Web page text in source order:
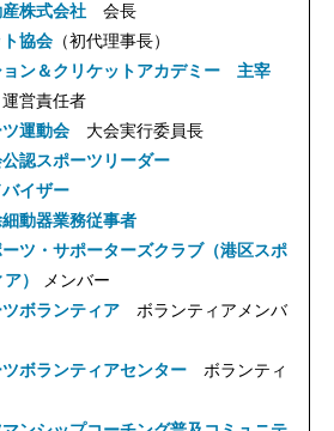
株式会社 会長
協会 （初代理事長）
ョン＆クリケットアカデミー 主宰
営責任者
ツ運動会 大会実行委員長
認スポーツリーダー
イザー
動器業務従事者
ツ・サポーターズクラブ（港区スポ
）
メンバー
ボランティア ボランティアメンバ
ボランティアセンター ボランティ